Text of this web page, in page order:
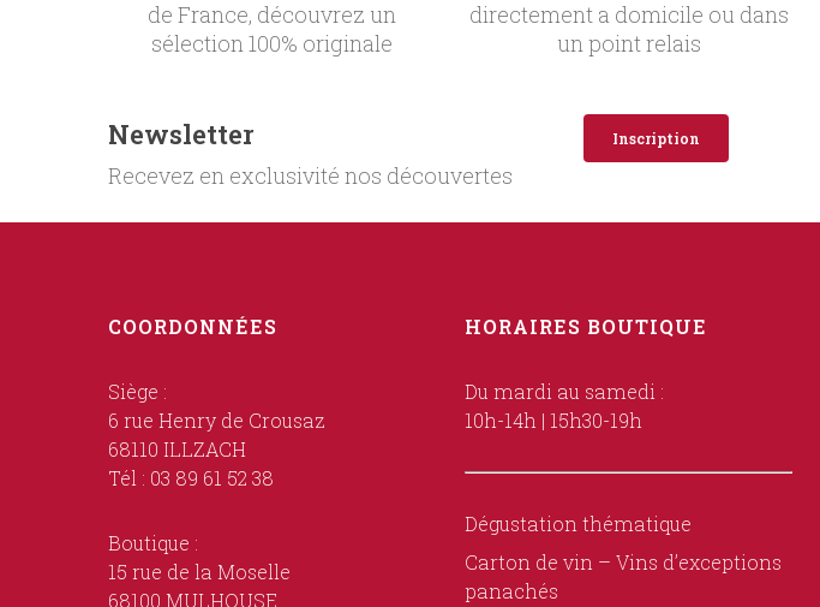
de France, découvrez un
sélection 100% originale
directement a domicile ou dans
un point relais
Newsletter
Recevez en exclusivité nos découvertes
Inscription
COORDONNÉES
Siège :
6 rue Henry de Crousaz
68110 ILLZACH
Tél : 03 89 61 52 38
Boutique :
15 rue de la Moselle
68100 MULHOUSE
HORAIRES BOUTIQUE
Du mardi au samedi :
10h-14h | 15h30-19h
Dégustation thématique
Carton de vin – Vins d’exceptions
panachés